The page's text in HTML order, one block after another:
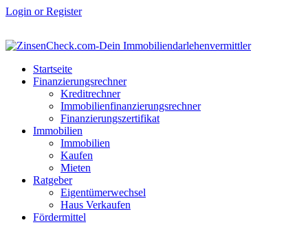
Login or Register
Startseite
Finanzierungsrechner
Kreditrechner
Immobilienfinanzierungsrechner
Finanzierungszertifikat
Immobilien
Immobilien
Kaufen
Mieten
Ratgeber
Eigentümerwechsel
Haus Verkaufen
Fördermittel